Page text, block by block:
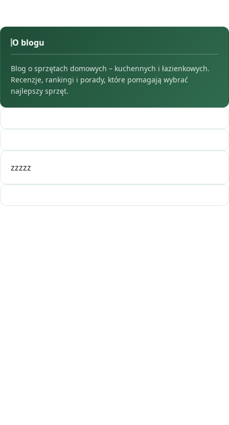
O blogu
Blog o sprzętach domowych – kuchennych i łazienkowych.
Recenzje, rankingi i porady, które pomagają wybrać
najlepszy sprzęt.
zzzzz